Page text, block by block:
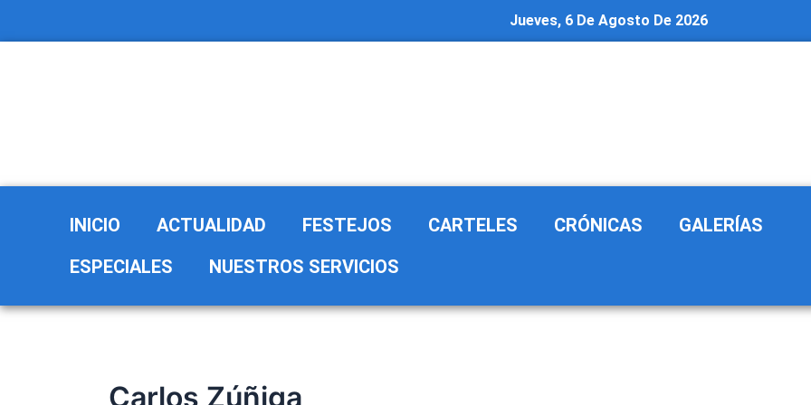
Jueves, 6 De Agosto De 2026
INICIO ACTUALIDAD FESTEJOS CARTELES CRÓNICAS
GALERÍAS
ESPECIALES
NUESTROS SERVICIOS
Carlos Zúñiga